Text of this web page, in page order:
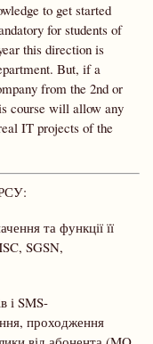
to get started
for students of
this direction is
But, if a
from the 2nd or
course will allow any
IT projects of the
та функції її
SGSN,
і SMS-
проходження